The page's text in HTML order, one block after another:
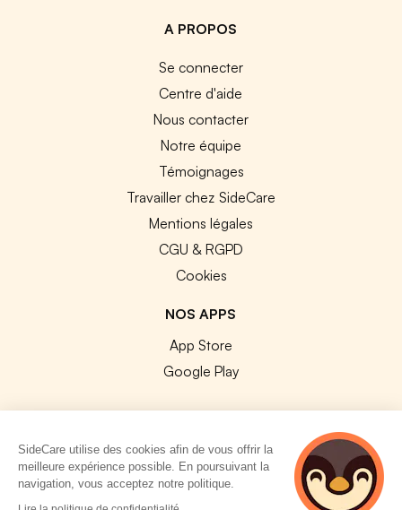
A PROPOS
Se connecter
Centre d'aide
Nous contacter
Notre équipe
Témoignages
Travailler chez SideCare
Mentions légales
CGU & RGPD
Cookies
NOS APPS
App Store
Google Play
© 2026 SideCare. Tous droits réservés.
SideCare utilise des cookies afin de vous offrir la
meilleure expérience possible. En poursuivant la
navigation, vous acceptez notre politique.
4 personnes